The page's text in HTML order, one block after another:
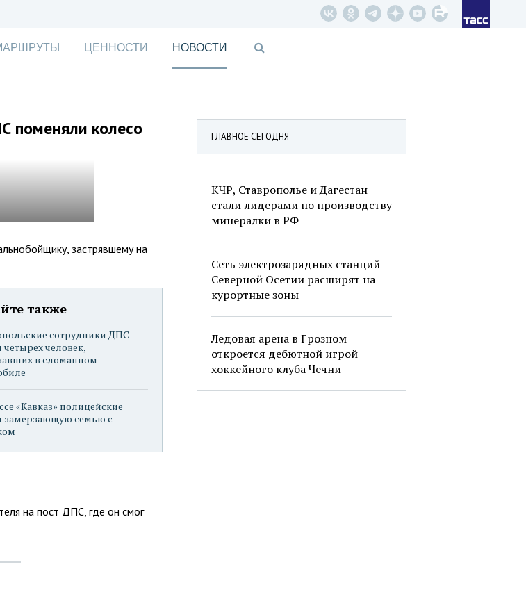
ЦЕННОСТИ НОВОСТИ
ГЛАВНОЕ СЕГОДНЯ
КЧР, Ставрополье и Дагестан
стали лидерами по производству
минералки в РФ
Сеть электрозарядных станций
Северной Осетии расширят на
курортные зоны
Ледовая арена в Грозном
откроется дебютной игрой
хоккейного клуба Чечни
поменяли колесо
застрявшему на
также
сотрудники ДПС
четырех человек,
в сломанном
«Кавказ» полицейские
замерзающую семью с
на пост ДПС, где он смог